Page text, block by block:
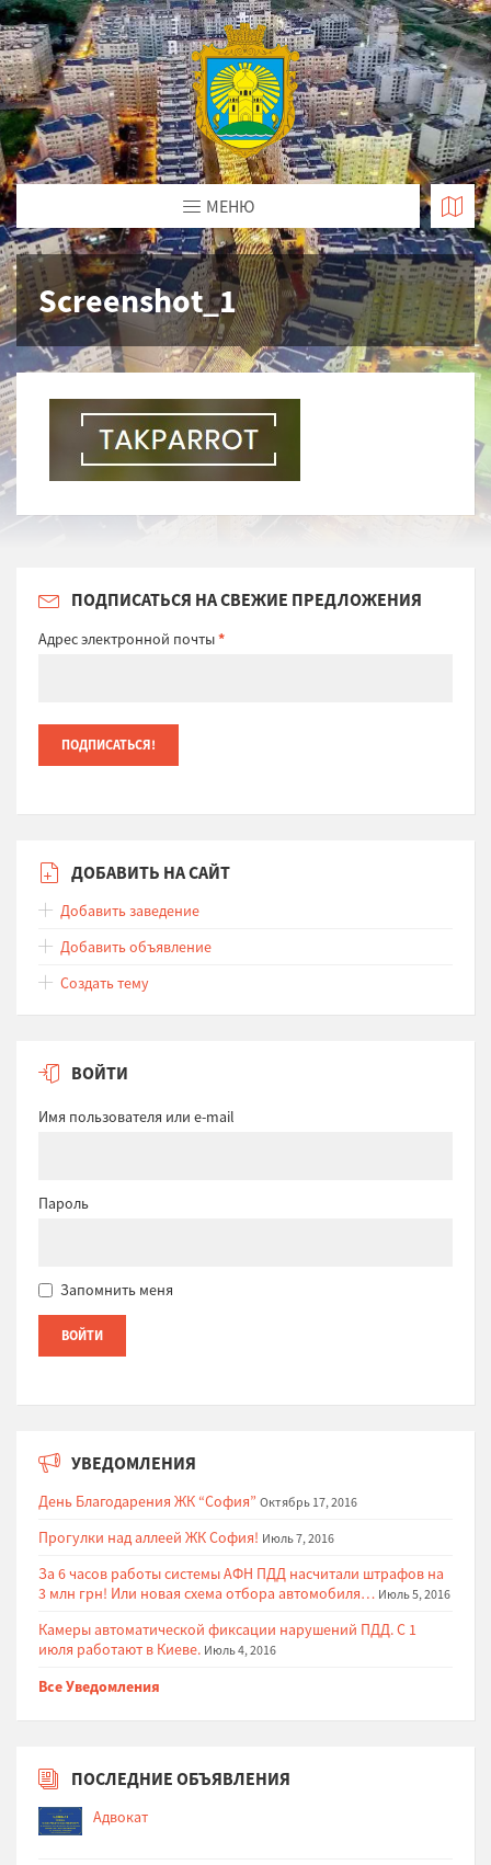
МЕНЮ
Screenshot_1
ПОДПИСАТЬСЯ НА СВЕЖИЕ ПРЕДЛОЖЕНИЯ
Адрес электронной почты*
ДОБАВИТЬ НА САЙТ
Добавить заведение
Добавить объявление
Создать тему
ВОЙТИ
Имя пользователя или e-mail
Пароль
Запомнить меня
УВЕДОМЛЕНИЯ
День Благодарения ЖК “София” Октябрь 17, 2016
Прогулки над аллеей ЖК София! Июль 7, 2016
За 6 часов работы системы АФН ПДД насчитали штрафов на
3 млн грн! Или новая схема отбора автомобиля… Июль 5, 2016
Камеры автоматической фиксации нарушений ПДД. С 1
июля работают в Киеве. Июль 4, 2016
Все Уведомления
ПОСЛЕДНИЕ ОБЪЯВЛЕНИЯ
Адвокат